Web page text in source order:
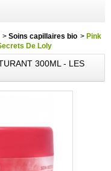
> Soins capillaires bio > Pink
De Loly
300ML - LES